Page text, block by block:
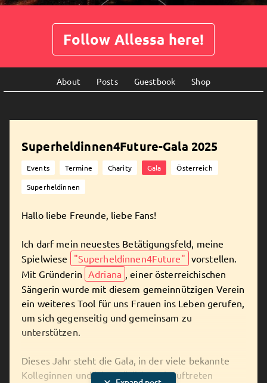
Follow Allessa here!
About Posts Guestbook Shop
Superheldinnen4Future-Gala 2025
Events Termine Charity Gala
Österreich
Superheldinnen
Hallo liebe Freunde, liebe Fans!
Ich darf mein neuestes Betätigungsfeld, meine
Spielwiese
"Superheldinnen4Future" vorstellen.
Mit Gründerin Adriana , einer österreichischen
Sängerin wurde mit diesem gemeinnützigen Verein
ein weiteres Tool für uns Frauen ins Leben gerufen,
um sich gegenseitig und gemeinsam zu
unterstützen.
Dieses Jahr steht die Gala, in der viele bekannte
Kolleginnen und ich natürlich auch auftreten